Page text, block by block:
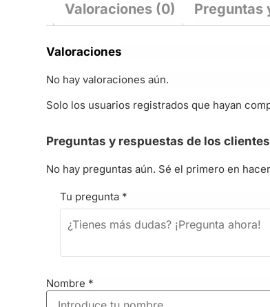
Valoraciones (0) Preguntas
Valoraciones
No hay valoraciones aún.
Solo los usuarios registrados que hayan
Preguntas y respuestas de los clientes
No hay preguntas aún. Sé el primero en
Tu pregunta *
Nombre *